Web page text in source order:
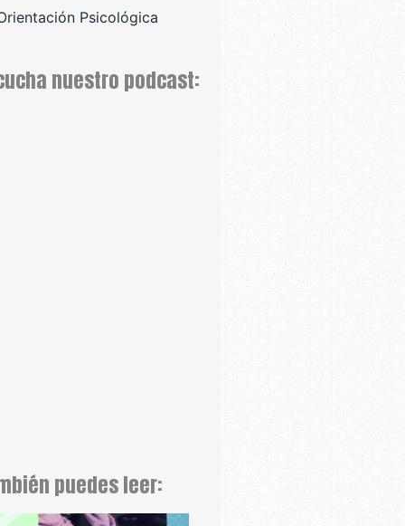
Psicológica
nuestro podcast:
puedes leer: